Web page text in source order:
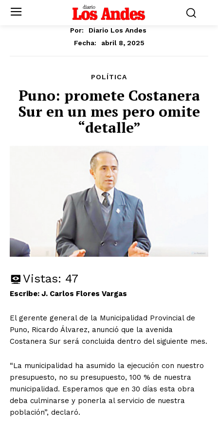
Por:
Diario Los Andes
Fecha:
abril 8, 2025
POLÍTICA
Puno: promete Costanera
Sur en un mes pero omite
“detalle”
Vistas: 47
Escribe: J. Carlos Flores Vargas
El gerente general de la Municipalidad Provincial de
Puno, Ricardo Álvarez, anunció que la avenida
Costanera Sur será concluida dentro del siguiente mes.
“La municipalidad ha asumido la ejecución con nuestro
presupuesto, no su presupuesto, 100 % de nuestra
municipalidad. Esperamos que en 30 días esta obra
deba culminarse y ponerla al servicio de nuestra
población”, declaró.